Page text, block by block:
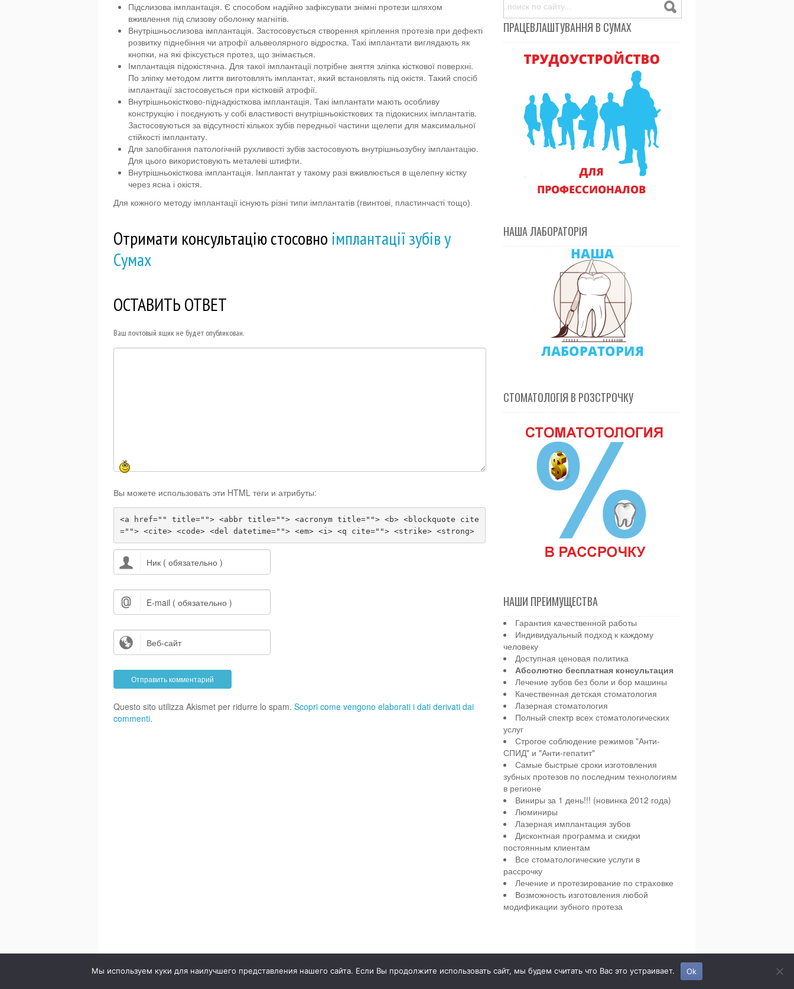
Підслизова імплантація. Є способом надійно зафіксувати знімні протези шляхом
вживлення під слизову оболонку магнітів.
Внутрішньослизова імплантація. Застосовується створення кріплення протезів при дефекті
розвитку піднебіння чи атрофії альвеолярного відростка. Такі імплантати виглядають як
кнопки, на які фіксується протез, що знімається.
Імплантація підокістячна. Для такої імплантації потрібне зняття зліпка кісткової поверхні.
По зліпку методом лиття виготовлять імплантат, який встановлять під окістя. Такий спосіб
імплантації застосовується при кістковій атрофії.
Внутрішньокістково-піднадкісткова імплантація. Такі імплантати мають особливу
конструкцію і поєднують у собі властивості внутрішньокісткових та підокисних імплантатів.
Застосовуються за відсутності кількох зубів передньої частини щелепи для максимальної
стійкості імплантату.
Для запобігання патологічній рухливості зубів застосовують внутрішньозубну імплантацію.
Для цього використовують металеві штифти.
Внутрішньокісткова імплантація. Імплантат у такому разі вживлюється в щелепну кістку
через ясна і окістя.
Для кожного методу імплантації існують різні типи імплантатів (гвинтові, пластинчасті тощо).
Отримати консультацію стосовно імплантації зубів у
Сумах
ОСТАВИТЬ ОТВЕТ
Ваш почтовый ящик не будет опубликован.
Вы можете использовать эти HTML теги и атрибуты:
<a href="" title=""> <abbr title=""> <acronym title=""> <b> <blockquote cite
=""> <cite> <code> <del datetime=""> <em> <i> <q cite=""> <strike> <strong>
Questo sito utilizza Akismet per ridurre lo spam. Scopri come vengono elaborati i dati derivati dai
commenti.
ПРАЦЕВЛАШТУВАННЯ В СУМАХ
НАША ЛАБОРАТОРІЯ
СТОМАТОЛОГІЯ В РОЗСТРОЧКУ
НАШИ ПРЕИМУЩЕСТВА
Гарантия качественной работы
Индивидуальный подход к каждому
человеку
Доступная ценовая политика
Абсолютно бесплатная консультация
Лечение зубов без боли и бор машины
Качественная детская стоматология
Лазерная стоматология
Полный спектр всех стоматологических
услуг
Строгое соблюдение режимов "Анти-
СПИД" и "Анти-гепатит"
Самые быстрые сроки изготовления
зубных протезов по последним технологиям
в регионе
Виниры за 1 день!!! (новинка 2012 года)
Люминиры
Лазерная имплантация зубов
Дисконтная программа и скидки
постоянным клиентам
Все стоматологические услуги в
рассрочку
Лечение и протезирование по страховке
Возможность изготовления любой
модификации зубного протеза
Детская и взрослая стоматология в городе Сумы.
Мы используем куки для наилучшего представления нашего сайта. Если Вы продолжите использовать сайт, мы будем считать что Вас это устраивает. Ok